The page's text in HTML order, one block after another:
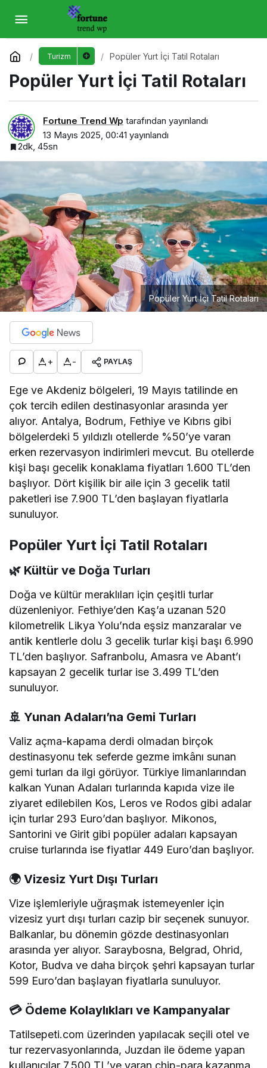
Turizm Popüler Yurt İçi Tatil Rotaları
Popüler Yurt İçi Tatil Rotaları
Fortune Trend Wp tarafından yayınlandı
13 Mayıs 2025, 00:41 yayınlandı
2dk, 45sn
Popüler Yurt İçi Tatil Rotaları
+ - PAYLAŞ
Ege ve Akdeniz bölgeleri, 19 Mayıs tatilinde en
çok tercih edilen destinasyonlar arasında yer
alıyor. Antalya, Bodrum, Fethiye ve Kıbrıs gibi
bölgelerdeki 5 yıldızlı otellerde %50’ye varan
erken rezervasyon indirimleri mevcut. Bu otellerde
kişi başı gecelik konaklama fiyatları 1.600 TL’den
başlıyor. Dört kişilik bir aile için 3 gecelik tatil
paketleri ise 7.900 TL’den başlayan fiyatlarla
sunuluyor.
Popüler Yurt İçi Tatil Rotaları
🌿 Kültür ve Doğa Turları
Doğa ve kültür meraklıları için çeşitli turlar
düzenleniyor. Fethiye’den Kaş’a uzanan 520
kilometrelik Likya Yolu’nda eşsiz manzaralar ve
antik kentlerle dolu 3 gecelik turlar kişi başı 6.990
TL’den başlıyor. Safranbolu, Amasra ve Abant’ı
kapsayan 2 gecelik turlar ise 3.499 TL’den
sunuluyor.
🚢 Yunan Adaları’na Gemi Turları
Valiz açma-kapama derdi olmadan birçok
destinasyonu tek seferde gezme imkânı sunan
gemi turları da ilgi görüyor. Türkiye limanlarından
kalkan Yunan Adaları turlarında kapıda vize ile
ziyaret edilebilen Kos, Leros ve Rodos gibi adalar
için turlar 293 Euro’dan başlıyor. Mikonos,
Santorini ve Girit gibi popüler adaları kapsayan
cruise turlarında ise fiyatlar 449 Euro’dan başlıyor.
🌍 Vizesiz Yurt Dışı Turları
Vize işlemleriyle uğraşmak istemeyenler için
vizesiz yurt dışı turları cazip bir seçenek sunuyor.
Balkanlar, bu dönemin gözde destinasyonları
arasında yer alıyor. Saraybosna, Belgrad, Ohrid,
Kotor, Budva ve daha birçok şehri kapsayan turlar
599 Euro’dan başlayan fiyatlarla sunuluyor.
💳 Ödeme Kolaylıkları ve Kampanyalar
Tatilsepeti.com üzerinden yapılacak seçili otel ve
tur rezervasyonlarında, Juzdan ile ödeme yapan
kullanıcılar 7.500 TL’ye varan chip-para kazanma
Popüler Yurt İçi Tatil Rotaları
Yorum Yap